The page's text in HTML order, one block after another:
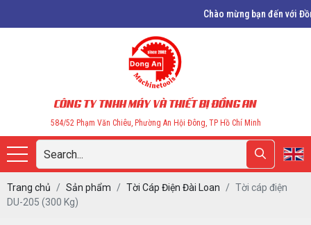
Chào mừng bạn đến với Đồng An,
CÔNG TY TNHH MÁY VÀ THIẾT BỊ ĐỒNG AN
584/52 Phạm Văn Chiêu, Phường An Hội Đông, TP Hồ Chí Minh
Trang chủ Sản phẩm Tời Cáp Điện Đài Loan
Tời cáp điện
DU-205 (300 Kg)